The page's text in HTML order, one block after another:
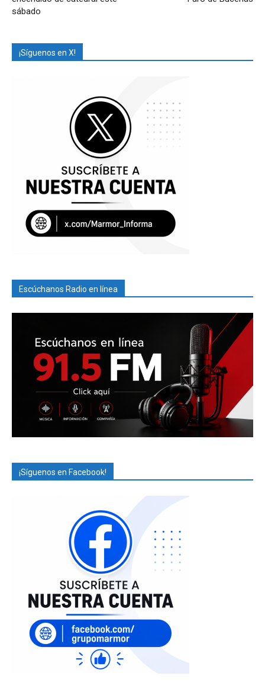
sábado
¡Síguenos en X!
Escúchanos Radio en línea
¡Síguenos en Facebook!